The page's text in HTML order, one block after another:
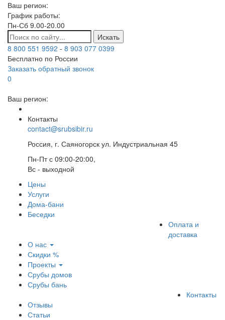
Ваш регион:
График работы:
Пн-Сб 9.00-20.00
Искать
8 800 551 9592 - 8 903 077 0399
Бесплатно по России
Заказать обратный звонок
0
Ваш регион:
Контакты
contact@srubsibir.ru
Россия, г. Саяногорск ул. Индустриальная 45
Пн-Пт с 09:00-20:00,
Вс - выходной
Цены
Услуги
Дома-бани
Беседки
Оплата и
доставка
О нас
Скидки %
Проекты
Срубы домов
Срубы бань
Контакты
Отзывы
Статьи